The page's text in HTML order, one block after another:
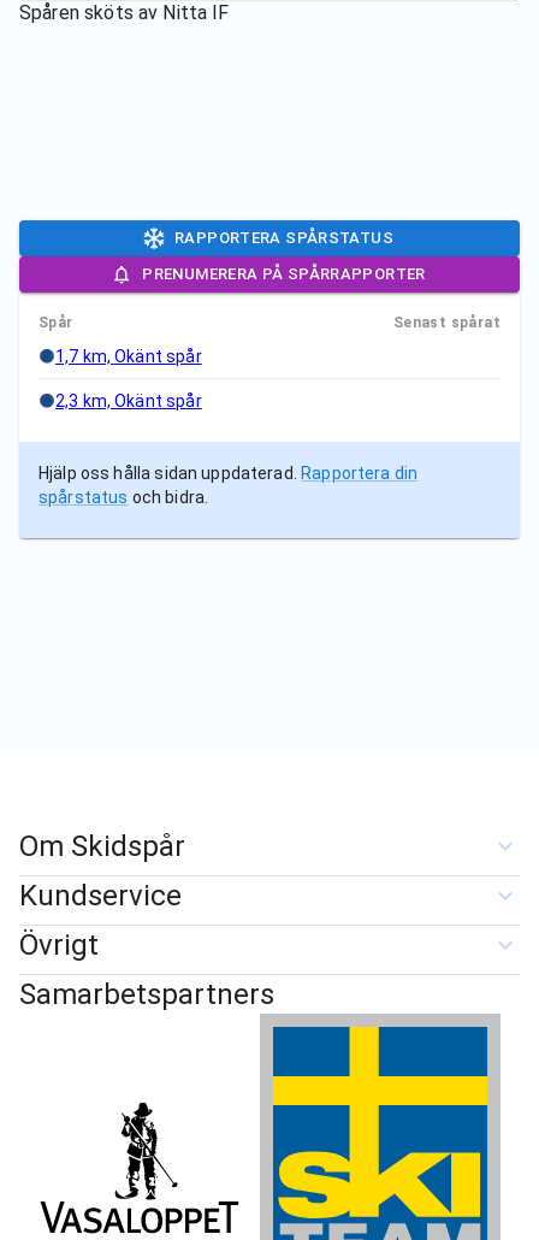
Spåren sköts av Nitta IF
RAPPORTERA SPÅRSTATUS
PRENUMERERA PÅ SPÅRRAPPORTER
Spår Senast spårat
1,7 km, Okänt spår
2,3 km, Okänt spår
Hjälp oss hålla sidan uppdaterad.
Rapportera din
spårstatus och bidra.
Om Skidspår
Kundservice
Övrigt
Samarbetspartners